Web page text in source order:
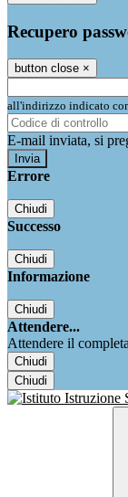
Recupero
button close ×
all'indirizzo indicato
E-mail inviata, si
Errore
Chiudi
Successo
Chiudi
Informazione
Chiudi
Attendere...
Attendere il
Chiudi
Chiudi